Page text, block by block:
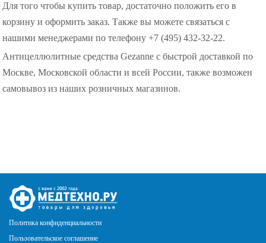
Для того чтобы купить товар, достаточно положить его в
корзину и оформить заказ. Также вы можете связаться с
нашими менеджерами по телефону +7 (495) 432-32-22.
Антицеллюлитные средства Gezanne с быстрой доставкой по
Москве, Московской области и всей России, также возможен
самовывоз из наших розничных магазинов.
Политика конфиденциальности
Пользовательское соглашение